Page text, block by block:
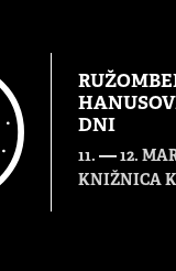
DNI
11. — 12.
KNIŽNICA